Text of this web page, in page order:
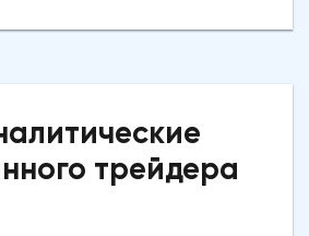
трейдера